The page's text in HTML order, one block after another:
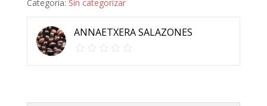
Categoría: Sin categorizar
ANNAETXERA SALAZONES